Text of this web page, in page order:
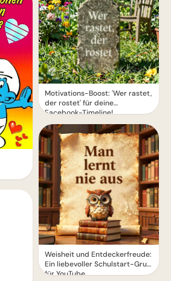
Motivations-Boost: 'Wer rastet,
der rostet' für deine
Facebook-Timeline!
Weisheit und Entdeckerfreude:
Ein liebevoller Schulstart-Gruß
für YouTube